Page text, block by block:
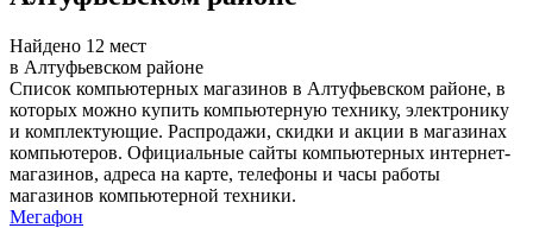
Найдено 12 мест
в Алтуфьевском районе
Список компьютерных магазинов в Алтуфьевском районе, в
которых можно купить компьютерную технику, электронику
и комплектующие. Распродажи, скидки и акции в магазинах
компьютеров. Официальные сайты компьютерных интернет-
магазинов, адреса на карте, телефоны и часы работы
магазинов компьютерной техники.
Мегафон